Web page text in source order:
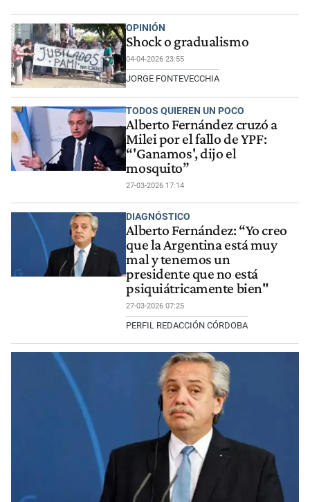
OPINIÓN
Shock o gradualismo
04-04-2026 23:55
JORGE FONTEVECCHIA
TODOS QUIEREN UN POCO
Alberto Fernández cruzó a
Milei por el fallo de YPF:
“'Ganamos', dijo el
mosquito”
27-03-2026 17:14
DIAGNÓSTICO
Alberto Fernández: “Yo creo
que la Argentina está muy
mal y tenemos un
presidente que no está
psiquiátricamente bien"
27-03-2026 07:25
PERFIL REDACCIÓN CÓRDOBA